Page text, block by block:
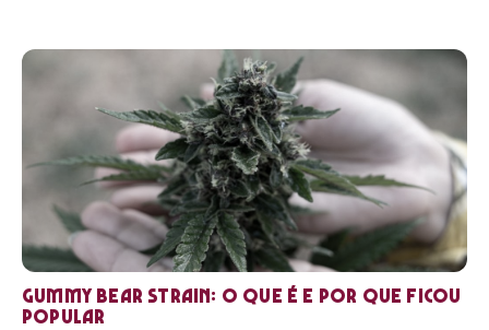
Gummy Bear Strain: o que é e por que ficou
popular